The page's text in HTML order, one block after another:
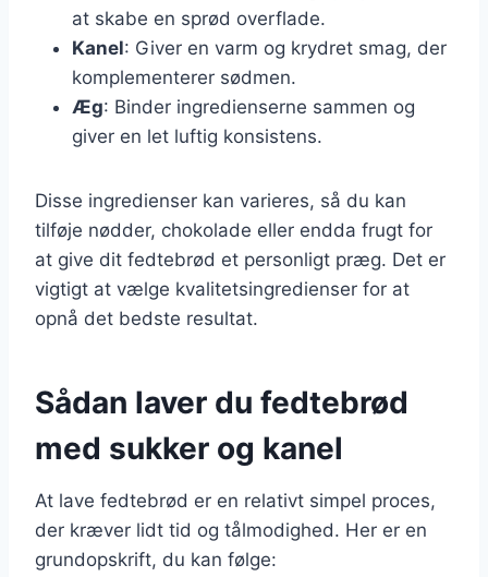
at skabe en sprød overflade.
Kanel: Giver en varm og krydret smag, der
komplementerer sødmen.
Æg: Binder ingredienserne sammen og
giver en let luftig konsistens.
Disse ingredienser kan varieres, så du kan
tilføje nødder, chokolade eller endda frugt for
at give dit fedtebrød et personligt præg. Det er
vigtigt at vælge kvalitetsingredienser for at
opnå det bedste resultat.
Sådan laver du fedtebrød
med sukker og kanel
At lave fedtebrød er en relativt simpel proces,
der kræver lidt tid og tålmodighed. Her er en
grundopskrift, du kan følge: